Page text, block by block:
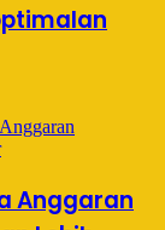
Anggaran